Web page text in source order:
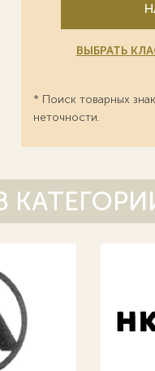
ВЫБРАТЬ
* Поиск товарных
неточности.